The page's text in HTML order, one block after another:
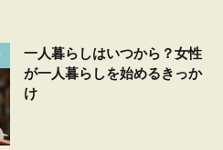
一人暮らしはいつから？女性
が一人暮らしを始めるきっか
け